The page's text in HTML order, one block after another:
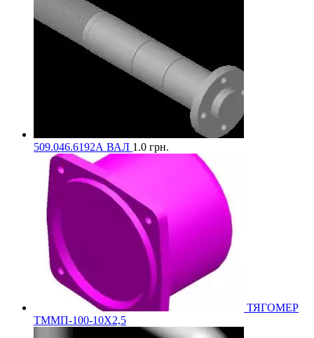
509.046.6192А ВАЛ 1.0 грн.
ТЯГОМЕР
ТММП-100-10Х2,5